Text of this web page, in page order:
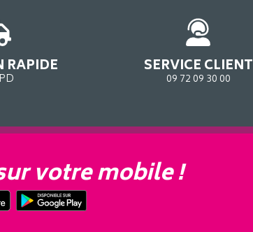
RAPIDE SERVICE CLIENT
09 72 09 30 00
votre mobile !